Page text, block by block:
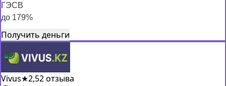
ГЭСВ
до 179%
Получить деньги
Vivus★2,52 отзыва